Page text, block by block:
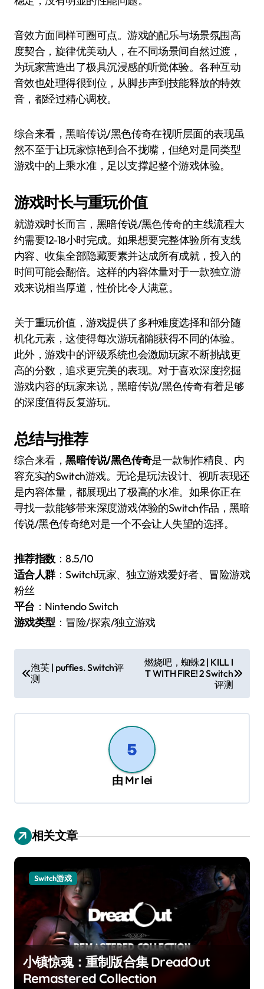
音效方面同样可圈可点。游戏的配乐与场景氛围高
度契合，旋律优美动人，在不同场景间自然过渡，
为玩家营造出了极具沉浸感的听觉体验。各种互动
音效也处理得很到位，从脚步声到技能释放的特效
音，都经过精心调校。
综合来看，黑暗传说/黑色传奇在视听层面的表现虽
然不至于让玩家惊艳到合不拢嘴，但绝对是同类型
游戏中的上乘水准，足以支撑起整个游戏体验。
游戏时长与重玩价值
就游戏时长而言，黑暗传说/黑色传奇的主线流程大
约需要12-18小时完成。如果想要完整体验所有支线
内容、收集全部隐藏要素并达成所有成就，投入的
时间可能会翻倍。这样的内容体量对于一款独立游
戏来说相当厚道，性价比令人满意。
关于重玩价值，游戏提供了多种难度选择和部分随
机化元素，这使得每次游玩都能获得不同的体验。
此外，游戏中的评级系统也会激励玩家不断挑战更
高的分数，追求更完美的表现。对于喜欢深度挖掘
游戏内容的玩家来说，黑暗传说/黑色传奇有着足够
的深度值得反复游玩。
总结与推荐
综合来看，黑暗传说/黑色传奇是一款制作精良、内
容充实的Switch游戏。无论是玩法设计、视听表现还
是内容体量，都展现出了极高的水准。如果你正在
寻找一款能够带来深度游戏体验的Switch作品，黑暗
传说/黑色传奇绝对是一个不会让人失望的选择。
推荐指数：8.5/10
适合人群：Switch玩家、独立游戏爱好者、冒险游戏
粉丝
平台 ：Nintendo Switch
游戏类型 ：冒险/探索/独立游戏
章
导
航
泡芙 | puffies. Switch评
测
燃烧吧，蜘蛛2 | KILL I
T WITH FIRE! 2 Switch
评测
由 Mr lei
相关文章
Switch游戏
小镇惊魂：重制版合集 DreadOut
Remastered Collection